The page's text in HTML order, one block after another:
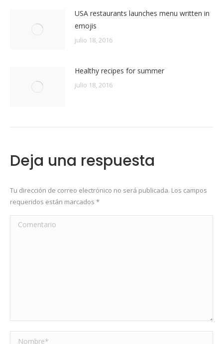
USA restaurants launches menu written in
emojis
julio 18, 2016
Healthy recipes for summer
julio 18, 2016
Deja una respuesta
Tu dirección de correo electrónico no será publicada. Los campos
requeridos están marcados *
Comentario
Nombre *